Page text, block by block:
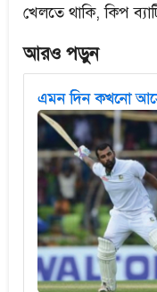
খেলতে থাকি, কিপ
আরও পড়ুন
এমন দিন কখনো
এমন দিন কখনো